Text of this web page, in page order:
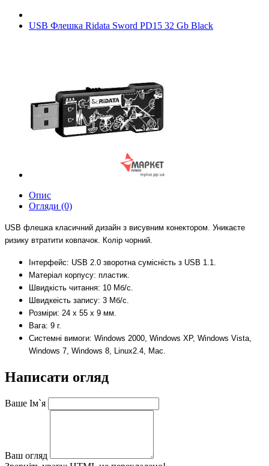
USB Флешка Ridata Sword PD15 32 Gb Black
Опис
Огляди (0)
USB флешка класичний дизайн з висувним конектором. Уникаєте
ризику втратити ковпачок. Колір чорний.
Інтерфейс: USB 2.0 зворотна сумісність з USB 1.1.
Матеріал корпусу: пластик.
Швидкість читання: 10 Мб/с.
Швидкеість запису: 3 Мб/с.
Розміри: 24 х 55 х 9 мм.
Вага: 9 г.
Системні вимоги: Windows 2000, Windows XP, Windows Vista,
Windows 7, Windows 8, Linux2.4, Mac.
Написати огляд
Ваше Ім`я
Ваш огляд